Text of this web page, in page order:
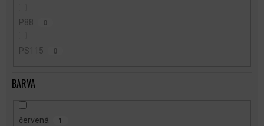
P88 0
PS115 0
BARVA
červená 1